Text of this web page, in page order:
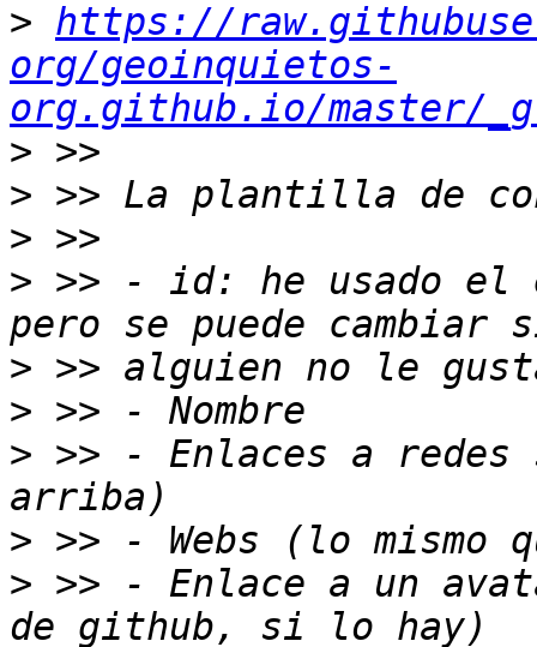
> https://
org/geoinquietos-
org.github.io/master/
>
>
>
> >> - id: he usado el
>
>
> >> - Enlaces a redes
>
> >> - Enlace a un